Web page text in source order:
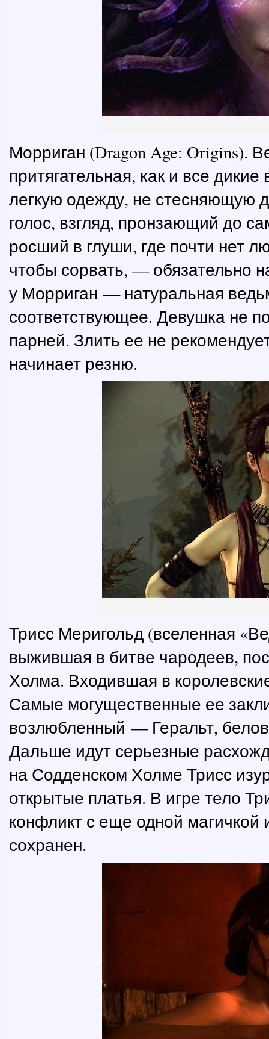
Морриган (Dragon Age: Origins).
притягательная, как и все
легкую одежду, не стесняющую
голос, взгляд, пронзающий до
росший в глуши, где почти нет
чтобы сорвать, — обязательно
у Морриган — натуральная
соответствующее. Девушка не
парней. Злить ее не
начинает резню.
Трисс Меригольд (вселенная
выжившая в битве чародеев,
Холма. Входившая в
Самые могущественные ее
возлюбленный — Геральт,
Дальше идут серьезные
на Содденском Холме Трисс
открытые платья. В игре тело
конфликт с еще одной
сохранен.